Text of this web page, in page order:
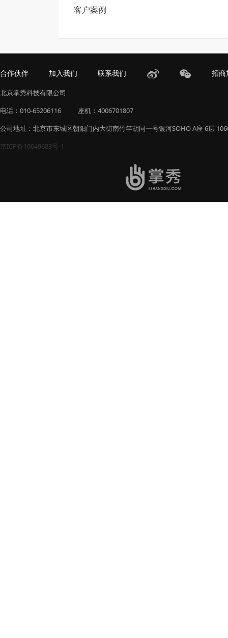
客户案例
合作伙伴 加入我们 联系我们 招商
北京掌秀科技有限公司
电话：010-65206116
座机：4006701807
公司地址：北京市东城区朝阳门内大街南竹竿胡同一号银河SOHO A座 6层
京ICP备16049683号-1